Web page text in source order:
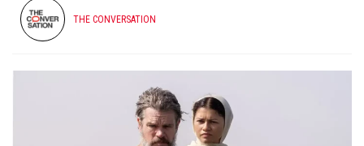
THE CONVERSATION